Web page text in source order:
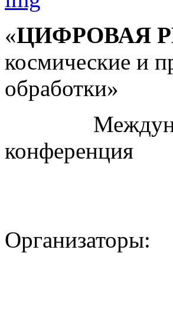
«ЦИФРОВАЯ
космические и
обработки»
конференция
Организаторы: